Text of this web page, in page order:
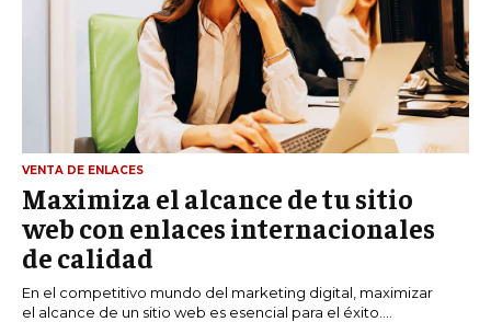
VENTA DE ENLACES
Maximiza el alcance de tu sitio
web con enlaces internacionales
de calidad
En el competitivo mundo del marketing digital, maximizar
el alcance de un sitio web es esencial para el éxito....